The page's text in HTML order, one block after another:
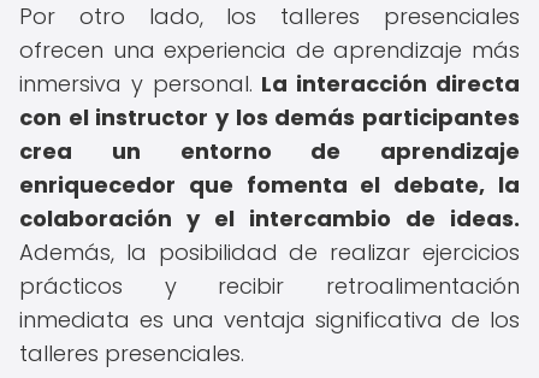
Por otro lado, los talleres presenciales
ofrecen una experiencia de aprendizaje más
inmersiva y personal. La interacción directa
con el instructor y los demás participantes
crea un entorno de aprendizaje
enriquecedor que fomenta el debate, la
colaboración y el intercambio de ideas.
Además, la posibilidad de realizar ejercicios
prácticos y recibir retroalimentación
inmediata es una ventaja significativa de los
talleres presenciales.